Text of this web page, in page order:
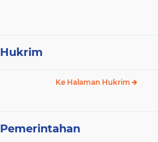
Hukrim
Ke Halaman Hukrim
Pemerintahan